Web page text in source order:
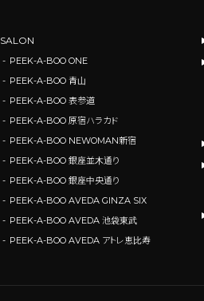
SALON
PEEK-A-BOO ONE
PEEK-A-BOO 青山
PEEK-A-BOO 表参道
PEEK-A-BOO 原宿ハラカド
PEEK-A-BOO NEWOMAN新宿
PEEK-A-BOO 銀座並木通り
PEEK-A-BOO 銀座中央通り
PEEK-A-BOO AVEDA GINZA SIX
PEEK-A-BOO AVEDA 池袋東武
PEEK-A-BOO AVEDA アトレ恵比寿